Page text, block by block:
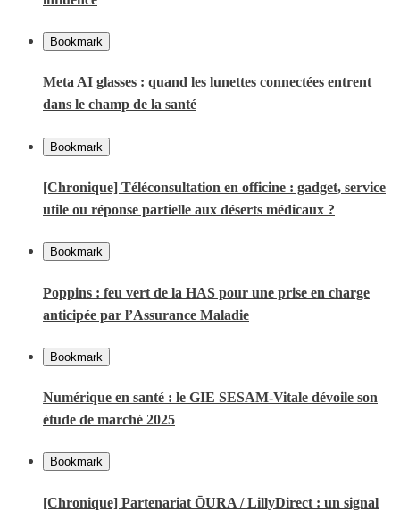
Bookmark
Meta AI glasses : quand les lunettes connectées entrent
dans le champ de la santé
Bookmark
[Chronique] Téléconsultation en officine : gadget, service
utile ou réponse partielle aux déserts médicaux ?
Bookmark
Poppins : feu vert de la HAS pour une prise en charge
anticipée par l’Assurance Maladie
Bookmark
Numérique en santé : le GIE SESAM-Vitale dévoile son
étude de marché 2025
Bookmark
[Chronique] Partenariat ŌURA / LillyDirect : un signal